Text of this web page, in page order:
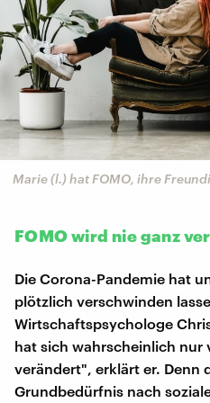
Marie (l.) hat FOMO, ihre
FOMO wird nie ganz
Die Corona-Pandemie hat
plötzlich verschwinden
Wirtschaftspsychologe
hat sich wahrscheinlich nur
verändert", erklärt er. Denn
Grundbedürfnis nach